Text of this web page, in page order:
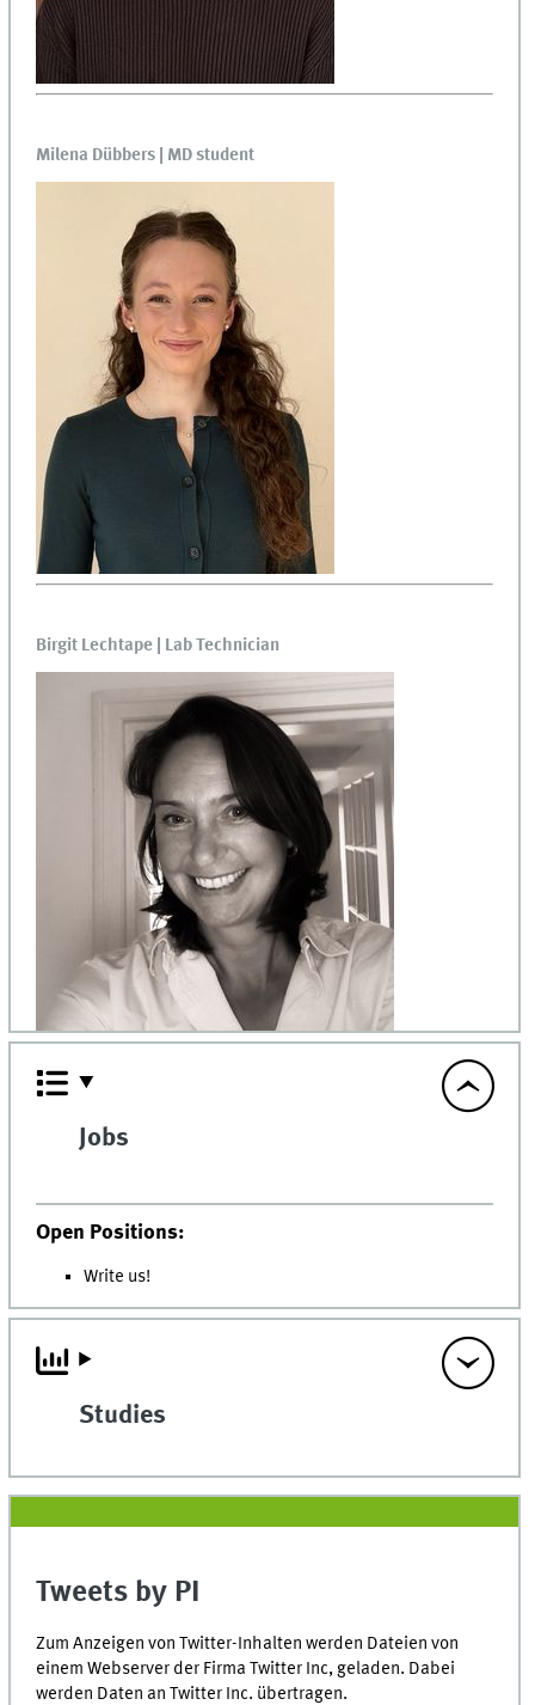
Milena Dübbers | MD student
Birgit Lechtape | Lab Technician
Jobs
Open Positions:
Write us!
Studies
Tweets by PI
Zum Anzeigen vonTwitter-Inhalten werden Dateien von
einemWebserver der FirmaTwitter Inc, geladen. Dabei
werden Daten anTwitter Inc. übertragen.